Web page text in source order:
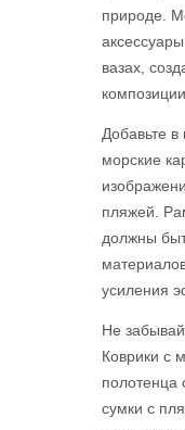
природе.
вазах,
композиции.
Добавьте в
морские
пляжей.
должны
усиления
Не
Коврики с
полотенца
сумки с